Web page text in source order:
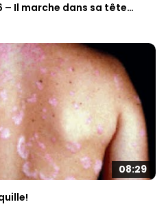
– Il marche dans sa tête…
08:29